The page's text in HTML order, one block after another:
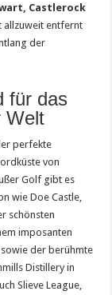
Castlerock
allzuweit entfernt
der
für das
Welt
perfekte
üste von
ßer Golf gibt es
wie Doe Castle,
schönsten
imposanten
der berü hmte
Distillery in
Slieve League,